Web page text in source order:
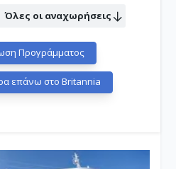
Όλες οι αναχωρήσεις
Προγράμματος
επάνω στο Britannia